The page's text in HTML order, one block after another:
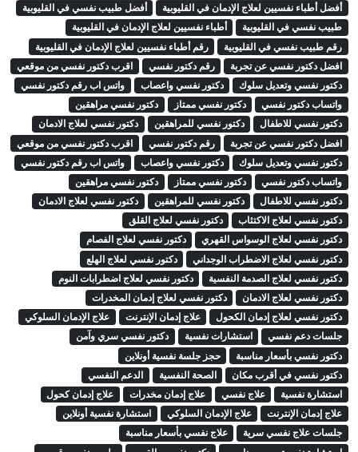
أفضل أطباء نفسيين لعلاج الإدمان في القليوبية
أفضل طبيب نفسي في القليوبية
طبيب نفسي في القليوبية
أطباء نفسيين لعلاج الإدمان في القليوبية
رقم طبيب نفسي في القليوبية
رقم أطباء نفسيين لعلاج الإدمان في القليوبية
افضل دكتور نفسي عن تجربة
رقم دكتور نفسي
اقرب دكتور نفسي من موقعي
دكتور نفسي وتعديل سلوك
دكتور نفسي واعصاب
واتس اب رقم دكتور نفسي
واتساب دكتور نفسي
دكتور نفسي ممتاز
دكتور نفسي مراهقين
دكتور نفسي للاطفال
دكتور نفسي للمراهقين
دكتور نفسي لعلاج الادمان
افضل دكتور نفسي عن تجربة
رقم دكتور نفسي
اقرب دكتور نفسي من موقعي
دكتور نفسي وتعديل سلوك
دكتور نفسي واعصاب
واتس اب رقم دكتور نفسي
واتساب دكتور نفسي
دكتور نفسي ممتاز
دكتور نفسي مراهقين
دكتور نفسي للاطفال
دكتور نفسي للمراهقين
دكتور نفسي لعلاج الادمان
دكتور نفسي لعلاج الاكتئاب
دكتور نفسي لعلاج القلق
دكتور نفسي لعلاج الوسواس القهري
دكتور نفسي لعلاج الفصام
دكتور نفسي لعلاج الاضطراب الوجداني
دكتور نفسي لعلاج الهلع
دكتور نفسي لعلاج الصدمة النفسية
دكتور نفسي لعلاج اضطرابات النوم
دكتور نفسي لعلاج الادمان
دكتور نفسي لعلاج إدمان المخدرات
دكتور نفسي لعلاج إدمان الكحول
علاج إدمان الإنترنت
علاج الإدمان السلوكي
جلسات دعم نفسي
استشارات نفسية
دكتور نفسي سري وآمن
دكتور نفسي بأسعار مناسبة
حجز جلسة نفسية أونلاين
دكتور نفسي في أقرب مكان
الصحة النفسية
الدعم النفسي
استشارة نفسية
علاج نفسي علاج إدمان مخدرات
علاج إدمان كحول
علاج إدمان الإنترنت
علاج الإدمان السلوكي
استشارة نفسية أونلاين
جلسات علاج نفسي سرية
علاج نفسي بأسعار مناسبة